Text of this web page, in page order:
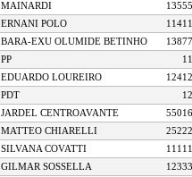
MAINARDI
ERNANI POLO
BARA-EXU OLUMIDE BETINHO
PP
EDUARDO LOUREIRO
PDT
JARDEL CENTROAVANTE
MATTEO CHIARELLI
SILVANA COVATTI
GILMAR SOSSELLA